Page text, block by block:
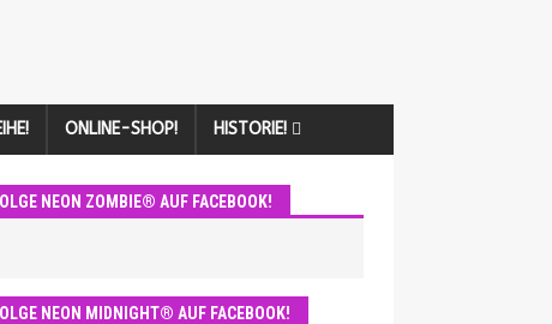
ONLINE-SHOP! HISTORIE!
NEON ZOMBIE® AUF FACEBOOK!
NEON MIDNIGHT® AUF FACEBOOK!